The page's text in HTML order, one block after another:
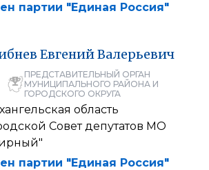
партии "Единая Россия"
ЕвгенийВалерьевич
ПРЕДСТАВИТЕЛЬНЫЙ ОРГАН
МУНИЦИПАЛЬНОГО РАЙОНА И
ГОРОДСКОГО ОКРУГА
область
Совет депутатов МО
партии "Единая Россия"